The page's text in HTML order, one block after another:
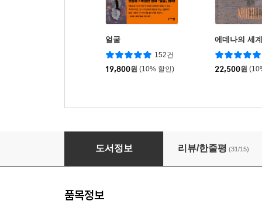
얼굴
152건
19,800원 (10% 할인)
에데나의 세계
22,500원
아무렇지 않다
도서정보 리뷰/한줄평 (31/15)
품목정보